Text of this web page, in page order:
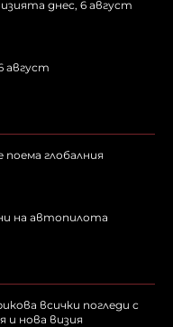
днес, 6 август
август
глобалния
на автопилота
всички погледи с
и нова визия